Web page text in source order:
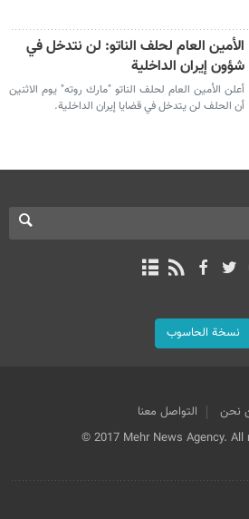
الأمين العام لحلف الناتو: لن نتدخل في
شؤون إيران الداخلية
أعلن الأمين العام لحلف الناتو "مارك روته" يوم الاثنين
أن الحلف لن يتدخل في قضايا إيران الداخلية.
نسخة الحاسوب
نحن
التواصل معنا
© 2017 Mehr News Agency. All